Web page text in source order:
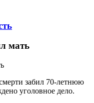
мать
забил 70-летнюю
уголовное дело.